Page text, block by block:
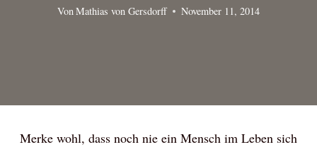
VonMathias von Gersdorff November 11, 2014
Merke wohl, dass noch nie ein Mensch im Leben sich